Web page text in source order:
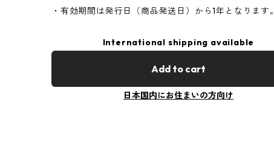
・有効期間は発行日（商品発送日）から1年となります。
International shipping available
Add to cart
日本国内にお住まいの方向け